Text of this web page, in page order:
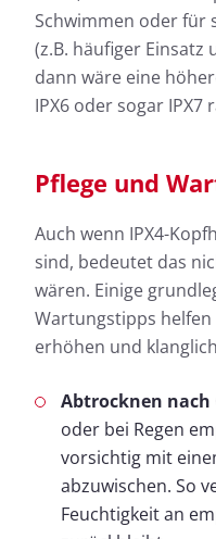
Schwimmen oder für
(z.B. häufiger Einsatz
dann wäre eine
IPX6 oder sogar IPX7
Pflege und
Auch wenn IPX4-
sind, bedeutet das
wären. Einige
Wartungstipps helfen
erhöhen und
Abtrocknen nach
oder bei Regen
vorsichtig mit
abzuwischen. So
Feuchtigkeit an